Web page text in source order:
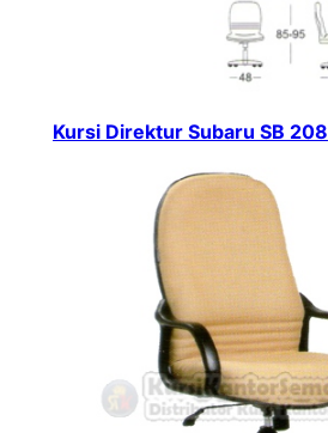
Kursi Direktur Subaru SB 208